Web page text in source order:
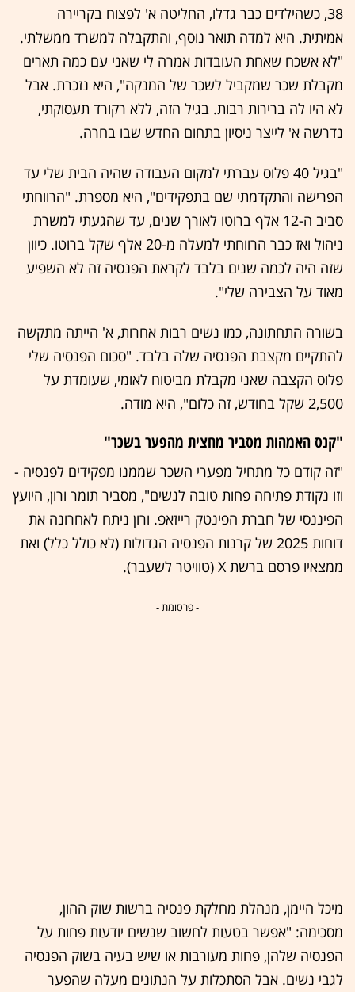
38, כשהילדים כבר גדלו, החליטה א' לפצוח בקריירה
אמיתית. היא למדה תואר נוסף, והתקבלה למשרד ממשלתי.
"לא אשכח שאחת העובדות אמרה לי שאני עם כמה תארים
מקבלת שכר שמקביל לשכר של המנקה", היא נזכרת. אבל
לא היו לה ברירות רבות. בגיל הזה, ללא רקורד תעסוקתי,
נדרשה א' לייצר ניסיון בתחום החדש שבו בחרה.
"בגיל 40 פלוס עברתי למקום העבודה שהיה הבית שלי עד
הפרישה והתקדמתי שם בתפקידים", היא מספרת. "הרווחתי
סביב ה-12 אלף ברוטו לאורך שנים, עד שהגעתי למשרת
ניהול ואז כבר הרווחתי למעלה מ-20 אלף שקל ברוטו. כיוון
שזה היה לכמה שנים בלבד לקראת הפנסיה זה לא השפיע
מאוד על הצבירה שלי".
בשורה התחתונה, כמו נשים רבות אחרות, א' הייתה מתקשה
להתקיים מקצבת הפנסיה שלה בלבד. "סכום הפנסיה שלי
פלוס הקצבה שאני מקבלת מביטוח לאומי, שעומדת על
2,500 שקל בחודש, זה כלום", היא מודה.
"קנס האמהות מסביר מחצית מהפער בשכר"
"זה קודם כל מתחיל מפערי השכר שממנו מפקידים לפנסיה -
וזו נקודת פתיחה פחות טובה לנשים", מסביר תומר ורון, היועץ
הפיננסי של חברת הפינטק רייזאפ. ורון ניתח לאחרונה את
דוחות 2025 של קרנות הפנסיה הגדולות (לא כולל כלל) ואת
ממצאיו פרסם ברשת X (טוויטר לשעבר).
- פרסומת -
מיכל היימן, מנהלת מחלקת פנסיה ברשות שוק ההון,
מסכימה: "אפשר בטעות לחשוב שנשים יודעות פחות על
הפנסיה שלהן, פחות מעורבות או שיש בעיה בשוק הפנסיה
לגבי נשים. אבל הסתכלות על הנתונים מעלה שהפער